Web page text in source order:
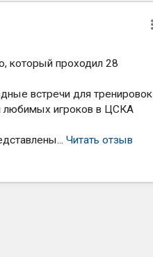
который проходил 28
встречи для тренировок
любимых игроков в ЦСКА
Читать отзыв